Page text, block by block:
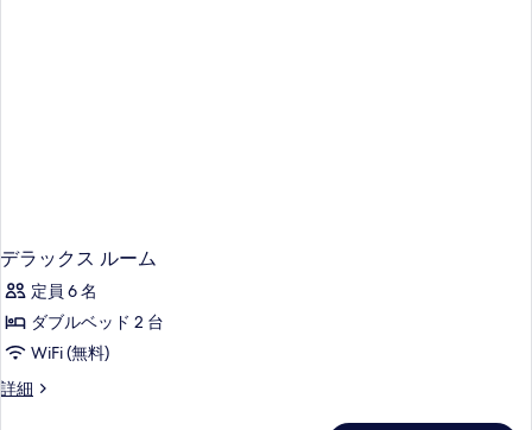
デラックス ルーム
定員 6 名
ダブルベッド 2 台
WiFi (無料)
詳細
デ